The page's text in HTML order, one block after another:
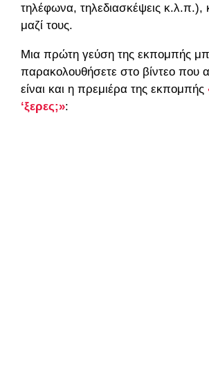
τηλέφωνα, τηλεδιασκέψεις κ.λ.π.),
μαζί τους.
Μια πρώτη γεύση της εκπομπής
παρακολουθήσετε στο βίντεο που
είναι και η πρεμιέρα της εκπομπής
‘ξερες;»: